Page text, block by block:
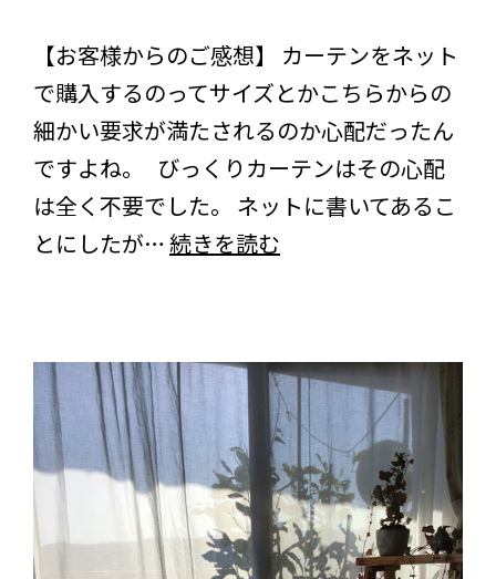
た
だ
き
ま
し
想
を
い
た
し
【お客様からのご感想】 カーテンをネット
で購入するのってサイズとかこちらからの
細かい要求が満たされるのか心配だったん
ですよね。 びっくりカーテンはその心配
は全く不要でした。 ネットに書いてあるこ
とにしたが…続きを読む
の
お
客
様
よ
り